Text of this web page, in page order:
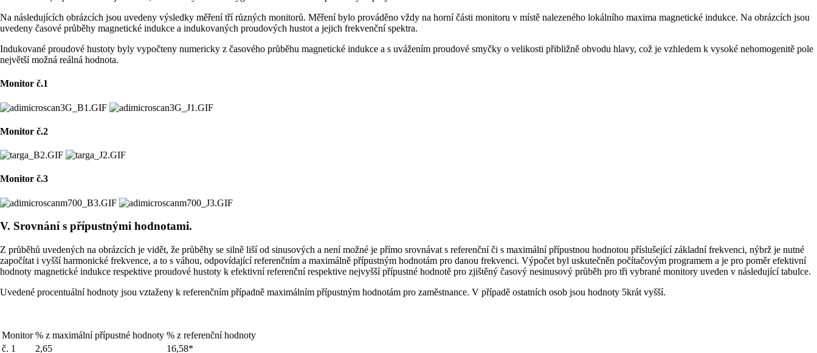
Na následujících obrázcích jsou uvedeny výsledky měření tří různých monitorů. Měření bylo prováděno vždy na horní části monitoru v místě nalezeného lokálního maxima magnetické indukce. Na obrázcích jsou
uvedeny časové průběhy magnetické indukce a indukovaných proudových hustot a jejich frekvenční spektra.
Indukované proudové hustoty byly vypočteny numericky z časového průběhu magnetické indukce a s uvážením proudové smyčky o velikosti přibližně obvodu hlavy, což je vzhledem k vysoké nehomogenitě pole
největší možná reálná hodnota.
Monitor č.1
Monitor č.2
Monitor č.3
V. Srovnání s přípustnými hodnotami.
Z průběhů uvedených na obrázcích je vidět, že průběhy se silně liší od sinusových a není možné je přímo srovnávat s referenční či s maximální přípustnou hodnotou příslušející základní frekvenci, nýbrž je nutné
započítat i vyšší harmonické frekvence, a to s váhou, odpovídající referenčním a maximálně přípustným hodnotám pro danou frekvenci. Výpočet byl uskutečněn počítačovým programem a je pro poměr efektivní
hodnoty magnetické indukce respektive proudové hustoty k efektivní referenční respektive nejvyšší přípustné hodnotě pro zjištěný časový nesinusový průběh pro tři vybrané monitory uveden v následující tabulce.
Uvedené procentuální hodnoty jsou vztaženy k referenčním případně maximálním přípustným hodnotám pro zaměstnance. V případě ostatních osob jsou hodnoty 5krát vyšší.
Monitor % z maximální přípustné hodnoty % z referenční hodnoty
č. 1
2,65 16,58*